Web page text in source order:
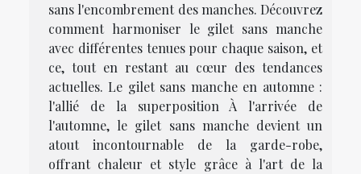
sans l'encombrement des manches. Découvrez
comment harmoniser le gilet sans manche
avec différentes tenues pour chaque saison, et
ce, tout en restant au cœur des tendances
actuelles. Le gilet sans manche en automne :
l'allié de la superposition À l'arrivée de
l'automne, le gilet sans manche devient un
atout incontournable de la garde-robe,
offrant chaleur et style grâce à l'art de la